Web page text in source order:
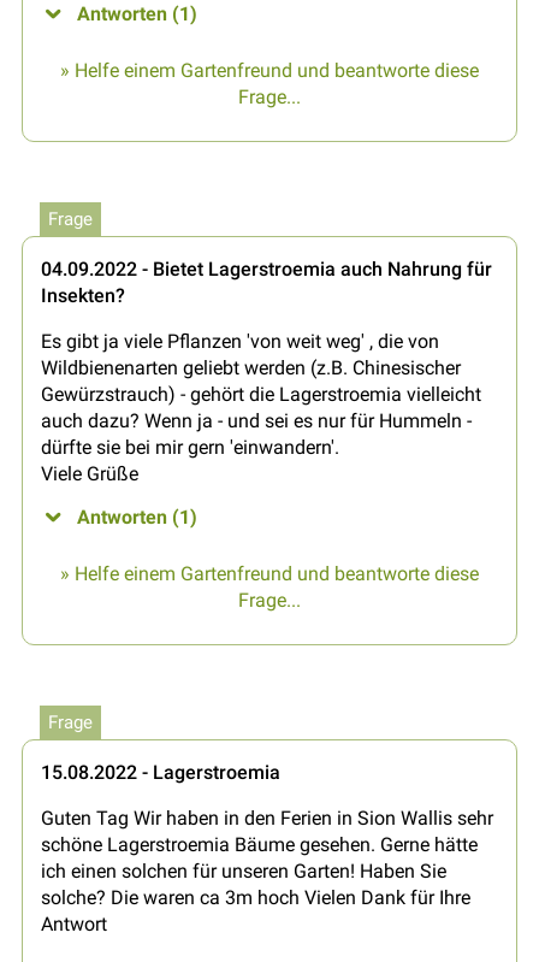
Antworten (1)
» Helfe einem Gartenfreund und beantworte diese
Frage...
Frage
04.09.2022 - Bietet Lagerstroemia auch Nahrung für
Insekten?
Es gibt ja viele Pflanzen 'von weit weg' , die von
Wildbienenarten geliebt werden (z.B. Chinesischer
Gewürzstrauch) - gehört die Lagerstroemia vielleicht
auch dazu? Wenn ja - und sei es nur für Hummeln -
dürfte sie bei mir gern 'einwandern'.
Viele Grüße
Antworten (1)
» Helfe einem Gartenfreund und beantworte diese
Frage...
Frage
15.08.2022 - Lagerstroemia
Guten Tag Wir haben in den Ferien in Sion Wallis sehr
schöne Lagerstroemia Bäume gesehen. Gerne hätte
ich einen solchen für unseren Garten! Haben Sie
solche? Die waren ca 3m hoch Vielen Dank für Ihre
Antwort